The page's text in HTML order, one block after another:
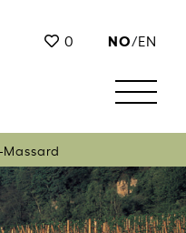
0 NO/EN